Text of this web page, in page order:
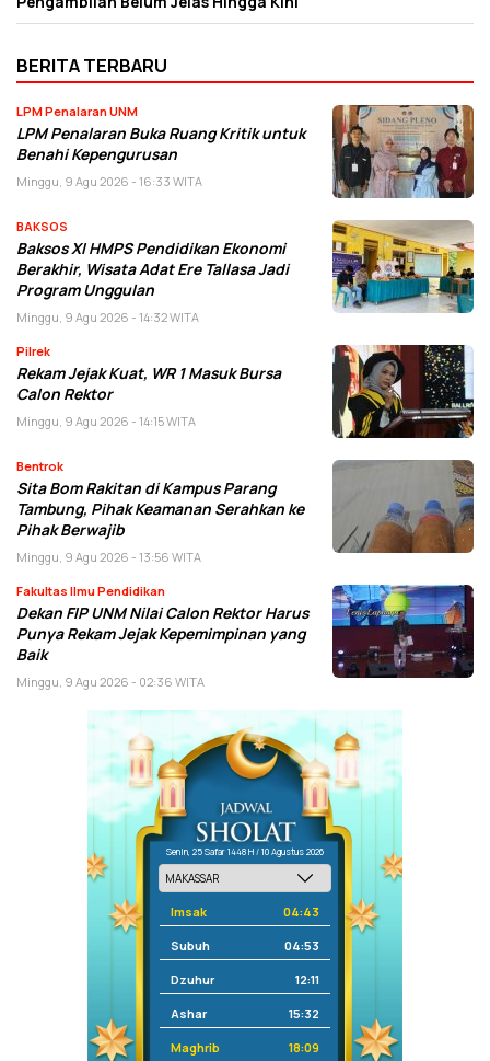
BERITA TERBARU
LPM Penalaran UNM
LPM Penalaran Buka Ruang Kritik untuk
Benahi Kepengurusan
Minggu, 9 Agu 2026 - 16:33 WITA
BAKSOS
Baksos XI HMPS Pendidikan Ekonomi
Berakhir, Wisata Adat Ere Tallasa Jadi
Program Unggulan
Minggu, 9 Agu 2026 - 14:32 WITA
Pilrek
Rekam Jejak Kuat, WR 1 Masuk Bursa
Calon Rektor
Minggu, 9 Agu 2026 - 14:15 WITA
Bentrok
Sita Bom Rakitan di Kampus Parang
Tambung, Pihak Keamanan Serahkan ke
Pihak Berwajib
Minggu, 9 Agu 2026 - 13:56 WITA
Fakultas Ilmu Pendidikan
Dekan FIP UNM Nilai Calon Rektor Harus
Punya Rekam Jejak Kepemimpinan yang
Baik
Minggu, 9 Agu 2026 - 02:36 WITA
Senin, 25 Safar 1448 H / 10 Agustus 2026
Imsak 04:43
Subuh 04:53
Dzuhur 12:11
Ashar 15:32
Maghrib 18:09